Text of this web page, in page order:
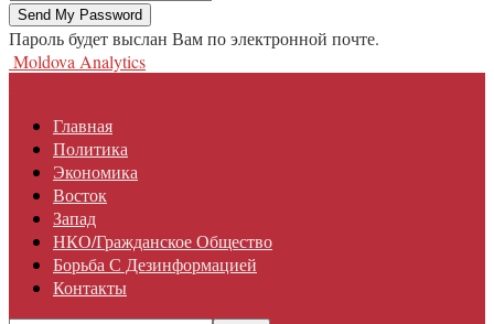
Пароль будет выслан Вам по электронной почте.
Moldova Analytics
Главная
Политика
Экономика
Восток
Запад
НКО/гражданское Общество
Борьба С Дезинформацией
Контакты